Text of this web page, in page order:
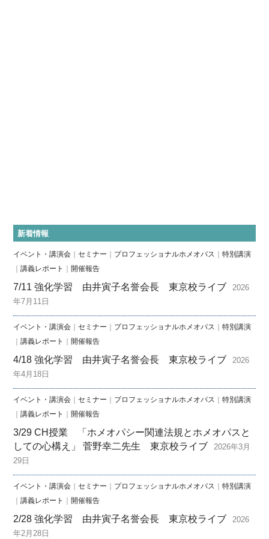
新着情報
イベント・講演会 セミナー プロフェッショナルホメオパス
特別講演
講義レポート 開催報告
7/11 強化学習 由井寅子名誉会長 東京校ライブ
2026
年7月11日
イベント・講演会 セミナー プロフェッショナルホメオパス
特別講演
講義レポート 開催報告
4/18 強化学習 由井寅子名誉会長 東京校ライブ
2026
年4月18日
イベント・講演会 セミナー プロフェッショナルホメオパス
特別講演
講義レポート 開催報告
3/29 CH授業 「ホメオパシー関連法規とホメオパスと
しての心構え」 菅野幸二先生 東京校ライブ
2026年3月
29日
イベント・講演会 セミナー プロフェッショナルホメオパス
特別講演
講義レポート 開催報告
2/28 強化学習 由井寅子名誉会長 東京校ライブ
2026
年2月28日